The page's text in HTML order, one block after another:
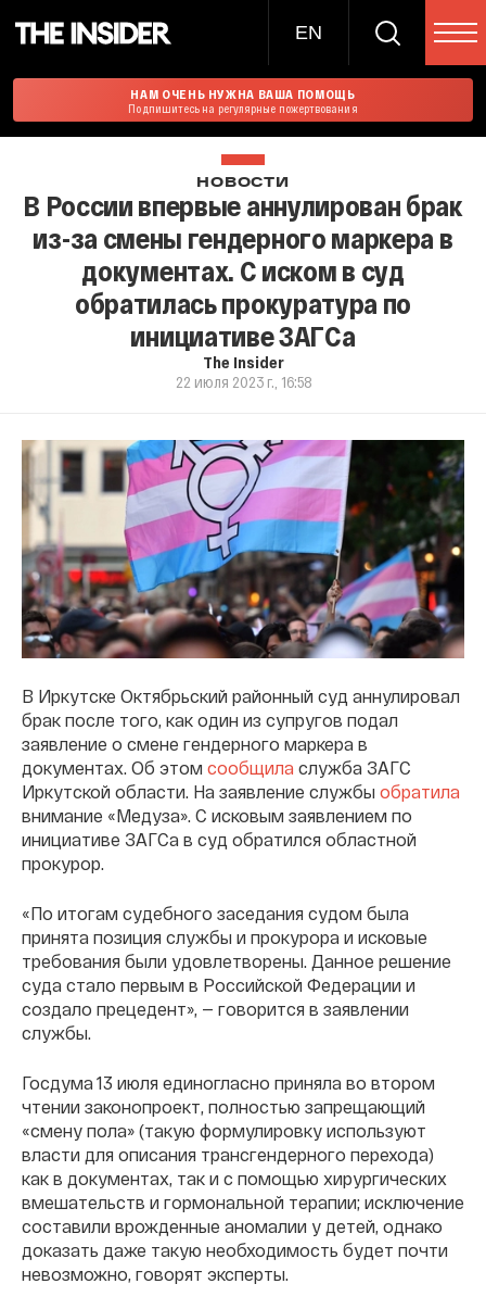
EN
НАМ ОЧЕНЬ НУЖНА ВАША ПОМОЩЬ
Подпишитесь на регулярные пожертвования
НОВОСТИ
В России впервые аннулирован брак
из-за смены гендерного маркера в
документах. С иском в суд
обратилась прокуратура по
инициативе ЗАГСа
The Insider
22 июля 2023 г., 16:58
В Иркутске Октябрьский районный суд аннулировал
брак после того, как один из супругов подал
заявление о смене гендерного маркера в
документах. Об этом сообщила служба ЗАГС
Иркутской области. На заявление службы обратила
внимание «Медуза». С исковым заявлением по
инициативе ЗАГСа в суд обратился областной
прокурор.
«По итогам судебного заседания судом была
принята позиция службы и прокурора и исковые
требования были удовлетворены. Данное решение
суда стало первым в Российской Федерации и
создало прецедент», — говорится в заявлении
службы.
Госдума 13 июля единогласно приняла во втором
чтении законопроект, полностью запрещающий
«смену пола» (такую формулировку используют
власти для описания трансгендерного перехода)
как в документах, так и с помощью хирургических
вмешательств и гормональной терапии; исключение
составили врожденные аномалии у детей, однако
доказать даже такую необходимость будет почти
невозможно, говорят эксперты.